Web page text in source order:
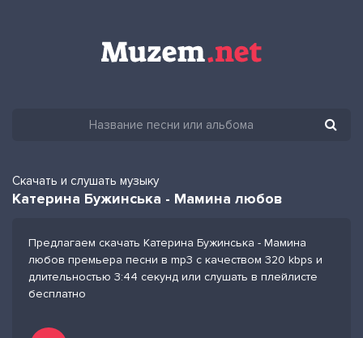
Скачать и слушать музыку
Катерина Бужинська - Мамина любов
Предлагаем скачать Катерина Бужинська - Мамина
любов премьера песни в mp3 с качеством 320 kbps и
длительностью 3:44 секунд или слушать в плейлисте
бесплатно